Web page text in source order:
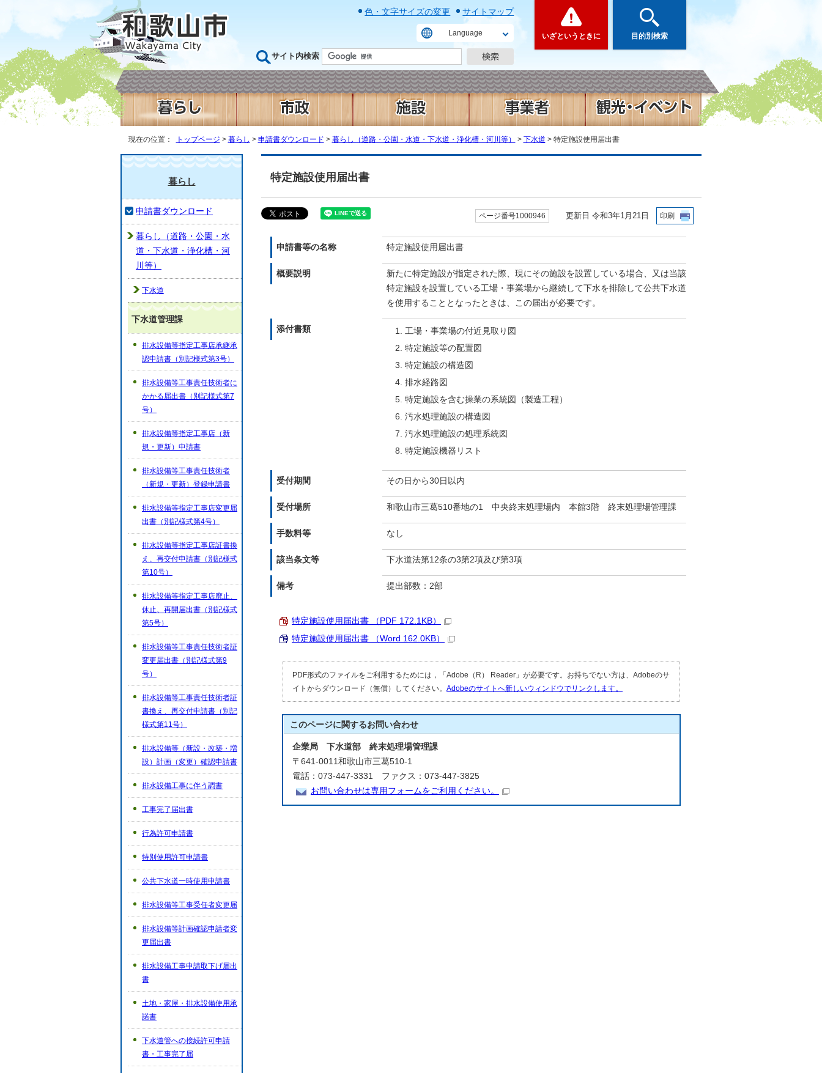
色・文字サイズの変更 サイトマップ
Language
サイト内検索
いざというときに 目的別検索
現在の位置： トップページ > 暮らし > 申請書ダウンロード > 暮らし（道路・公園・水道・下水道・浄化槽・河川等） > 下水道 > 特定施設使用届出書
特定施設使用届出書
ページ番号1000946 更新日 令和3年1月21日 印刷
申請書等の名称 特定施設使用届出書
概要説明
新たに特定施設が指定された際、現にその施設を設置している場合、又は当該
特定施設を設置している工場・事業場から継続して下水を排除して公共下水道
を使用することとなったときは、この届出が必要です。
添付書類
工場・事業場の付近見取り図
特定施設等の配置図
特定施設の構造図
排水経路図
特定施設を含む操業の系統図（製造工程）
汚水処理施設の構造図
汚水処理施設の処理系統図
特定施設機器リスト
受付期間 その日から30日以内
受付場所 和歌山市三葛510番地の1 中央終末処理場内 本館3階 終末処理場管理課
手数料等 なし
該当条文等 下水道法第12条の3第2項及び第3項
備考 提出部数：2部
特定施設使用届出書 （PDF 172.1KB）
特定施設使用届出書 （Word 162.0KB）
PDF形式のファイルをご利用するためには，「Adobe（R） Reader」が必要です。お持ちでない方は、Adobeのサ
イトからダウンロード（無償）してください。 Adobeのサイトへ新しいウィンドウでリンクします。
このページに関するお問い合わせ
企業局 下水道部 終末処理場管理課
〒641-0011和歌山市三葛510-1
電話：073-447-3331 ファクス：073-447-3825
お問い合わせは専用フォームをご利用ください。
暮らし
申請書ダウンロード
暮らし（道路・公園・水
道・下水道・浄化槽・河
川等）
下水道
下水道管理課
排水設備等指定工事店承継承
認申請書（別記様式第3号）
排水設備等工事責任技術者に
かかる届出書（別記様式第7
号）
排水設備等指定工事店（新
規・更新）申請書
排水設備等工事責任技術者
（新規・更新）登録申請書
排水設備等指定工事店変更届
出書（別記様式第4号）
排水設備等指定工事店証書換
え、再交付申請書（別記様式
第10号）
排水設備等指定工事店廃止、
休止、再開届出書（別記様式
第5号）
排水設備等工事責任技術者証
変更届出書（別記様式第9
号）
排水設備等工事責任技術者証
書換え、再交付申請書（別記
様式第11号）
排水設備等（新設・改築・増
設）計画（変更）確認申請書
排水設備工事に伴う調書
工事完了届出書
行為許可申請書
特別使用許可申請書
公共下水道一時使用申請書
排水設備等工事受任者変更届
排水設備等計画確認申請者変
更届出書
排水設備工事申請取下げ届出
書
土地・家屋・排水設備使用承
諾書
下水道管への接続許可申請
書・工事完了届